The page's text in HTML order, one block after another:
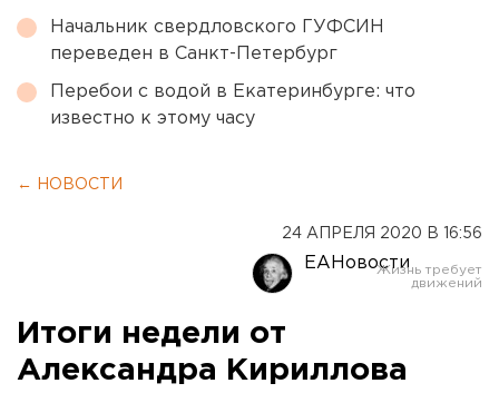
Начальник свердловского ГУФСИН
переведен в Санкт-Петербург
Перебои с водой в Екатеринбурге: что
известно к этому часу
← НОВОСТИ
24 АПРЕЛЯ 2020 В 16:56
ЕАНовости
Итоги недели от
Александра Кириллова